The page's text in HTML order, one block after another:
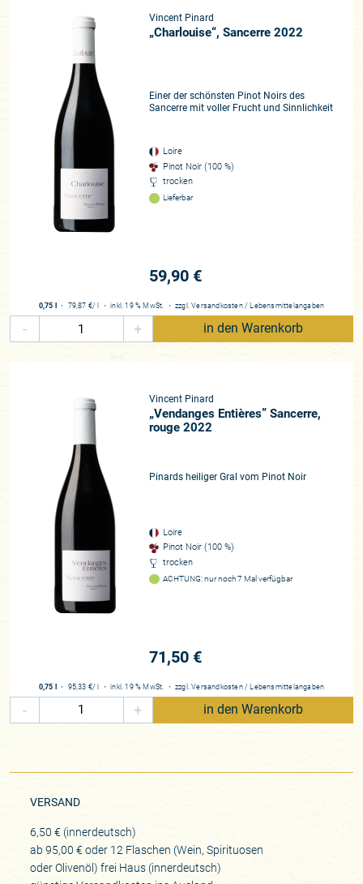
Erfahrungen von über 20 Generationen Weinbau. Vincent Pinard, Vater
von Clément und Florent, übernimmt 1970 das Familienweingut
Vincent Pinard
„Charlouise“, Sancerre 2022
Einer der schönsten Pinot Noirs des
Sancerre mit voller Frucht und Sinnlichkeit
Loire
Pinot Noir (100 %)
trocken
Lieferbar
59,90 €
0,75 l ・ 79,87 €/ l ・inkl. 19 % MwSt. ・ zzgl.Versandkosten / Lebensmittelangaben
- + in den Warenkorb
Vincent Pinard
„Vendanges Entières” Sancerre,
rouge 2022
Pinards heiliger Gral vom Pinot Noir
Loire
Pinot Noir (100 %)
trocken
ACHTUNG: nur noch 7 Mal verfügbar
71,50 €
0,75 l ・ 95,33 €/ l ・inkl. 19 % MwSt. ・ zzgl.Versandkosten / Lebensmittelangaben
- + in den Warenkorb
VERSAND
6,50 € (innerdeutsch)
ab 95,00 € oder 12 Flaschen (Wein, Spirituosen
oder Olivenöl) frei Haus (innerdeutsch)